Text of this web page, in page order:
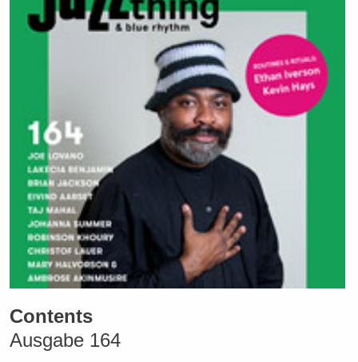
Contents
Ausgabe 164